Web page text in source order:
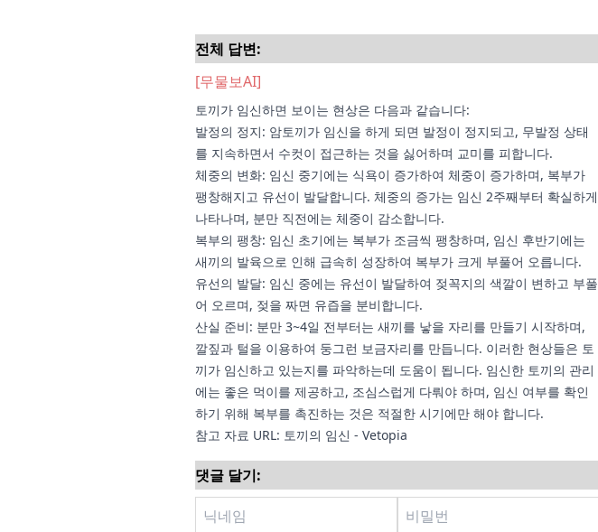
전체 답변:
[무물보AI]
토끼가 임신하면 보이는 현상은 다음과 같습니다:
발정의 정지: 암토끼가 임신을 하게 되면 발정이 정지되고, 무발정 상태
를 지속하면서 수컷이 접근하는 것을 싫어하며 교미를 피합니다.
체중의 변화: 임신 중기에는 식욕이 증가하여 체중이 증가하며, 복부가
팽창해지고 유선이 발달합니다. 체중의 증가는 임신 2주째부터 확실하게
나타나며, 분만 직전에는 체중이 감소합니다.
복부의 팽창: 임신 초기에는 복부가 조금씩 팽창하며, 임신 후반기에는
새끼의 발육으로 인해 급속히 성장하여 복부가 크게 부풀어 오릅니다.
유선의 발달: 임신 중에는 유선이 발달하여 젖꼭지의 색깔이 변하고 부풀
어 오르며, 젖을 짜면 유즙을 분비합니다.
산실 준비: 분만 3~4일 전부터는 새끼를 낳을 자리를 만들기 시작하며,
깔짚과 털을 이용하여 둥그런 보금자리를 만듭니다. 이러한 현상들은 토
끼가 임신하고 있는지를 파악하는데 도움이 됩니다. 임신한 토끼의 관리
에는 좋은 먹이를 제공하고, 조심스럽게 다뤄야 하며, 임신 여부를 확인
하기 위해 복부를 촉진하는 것은 적절한 시기에만 해야 합니다.
참고 자료 URL: 토끼의 임신 - Vetopia
댓글 달기: